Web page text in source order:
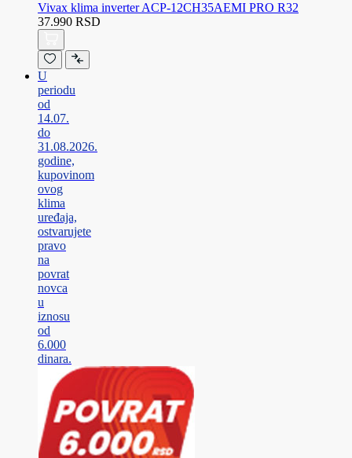
Vivax klima inverter ACP-12CH35AEMI PRO R32
37.990 RSD
U
periodu
od
14.07.
do
31.08.2026.
godine,
kupovinom
ovog
klima
uređaja,
ostvarujete
pravo
na
povrat
novca
u
iznosu
od
6.000
dinara.